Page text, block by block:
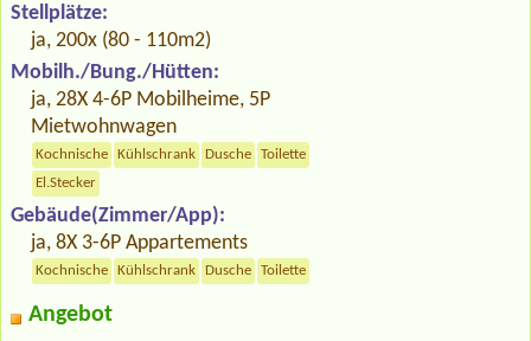
Stellplätze:
ja, 200x (80 - 110m2)
Mobilh./Bung./Hütten:
ja, 28X 4-6P Mobilheime, 5P
Mietwohnwagen
Kochnische Kühlschrank Dusche
Toilette
El.Stecker
Gebäude(Zimmer/App):
ja, 8X 3-6P Appartements
Kochnische Kühlschrank Dusche Toilette
Angebot